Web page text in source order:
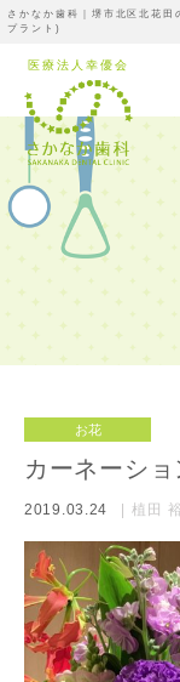
さかなか歯科｜堺市北区北花
プラント)
お花
カーネーシ
2019.03.24 植田